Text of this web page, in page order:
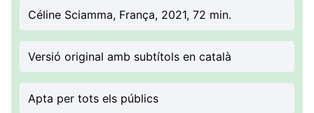
Céline Sciamma, França, 2021, 72 min.
Versió original amb subtítols en català
Apta per tots els públics